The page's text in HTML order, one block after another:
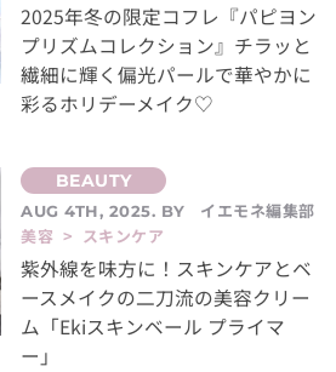
2025年冬の限定コフレ『パピヨン
プリズムコレクション』チラッと
繊細に輝く偏光パールで華やかに
彩るホリデーメイク♡
AUG 4TH, 2025. BY
イエモネ編集部
美容 > スキンケア
紫外線を味方に！スキンケアとベ
ースメイクの二刀流の美容クリー
ム「Ekiスキンベール プライマ
ー」